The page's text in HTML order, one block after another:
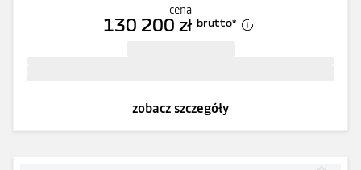
cena
130 200 zł brutto*
zobacz szczegóły